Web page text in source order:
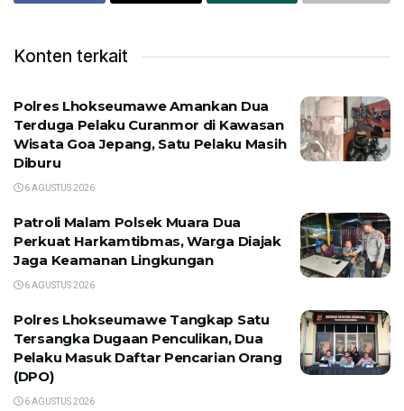
Konten terkait
Polres Lhokseumawe Amankan Dua
Terduga Pelaku Curanmor di Kawasan
Wisata Goa Jepang, Satu Pelaku Masih
Diburu
6 AGUSTUS 2026
Patroli Malam Polsek Muara Dua
Perkuat Harkamtibmas, Warga Diajak
Jaga Keamanan Lingkungan
6 AGUSTUS 2026
Polres Lhokseumawe Tangkap Satu
Tersangka Dugaan Penculikan, Dua
Pelaku Masuk Daftar Pencarian Orang
(DPO)
6 AGUSTUS 2026